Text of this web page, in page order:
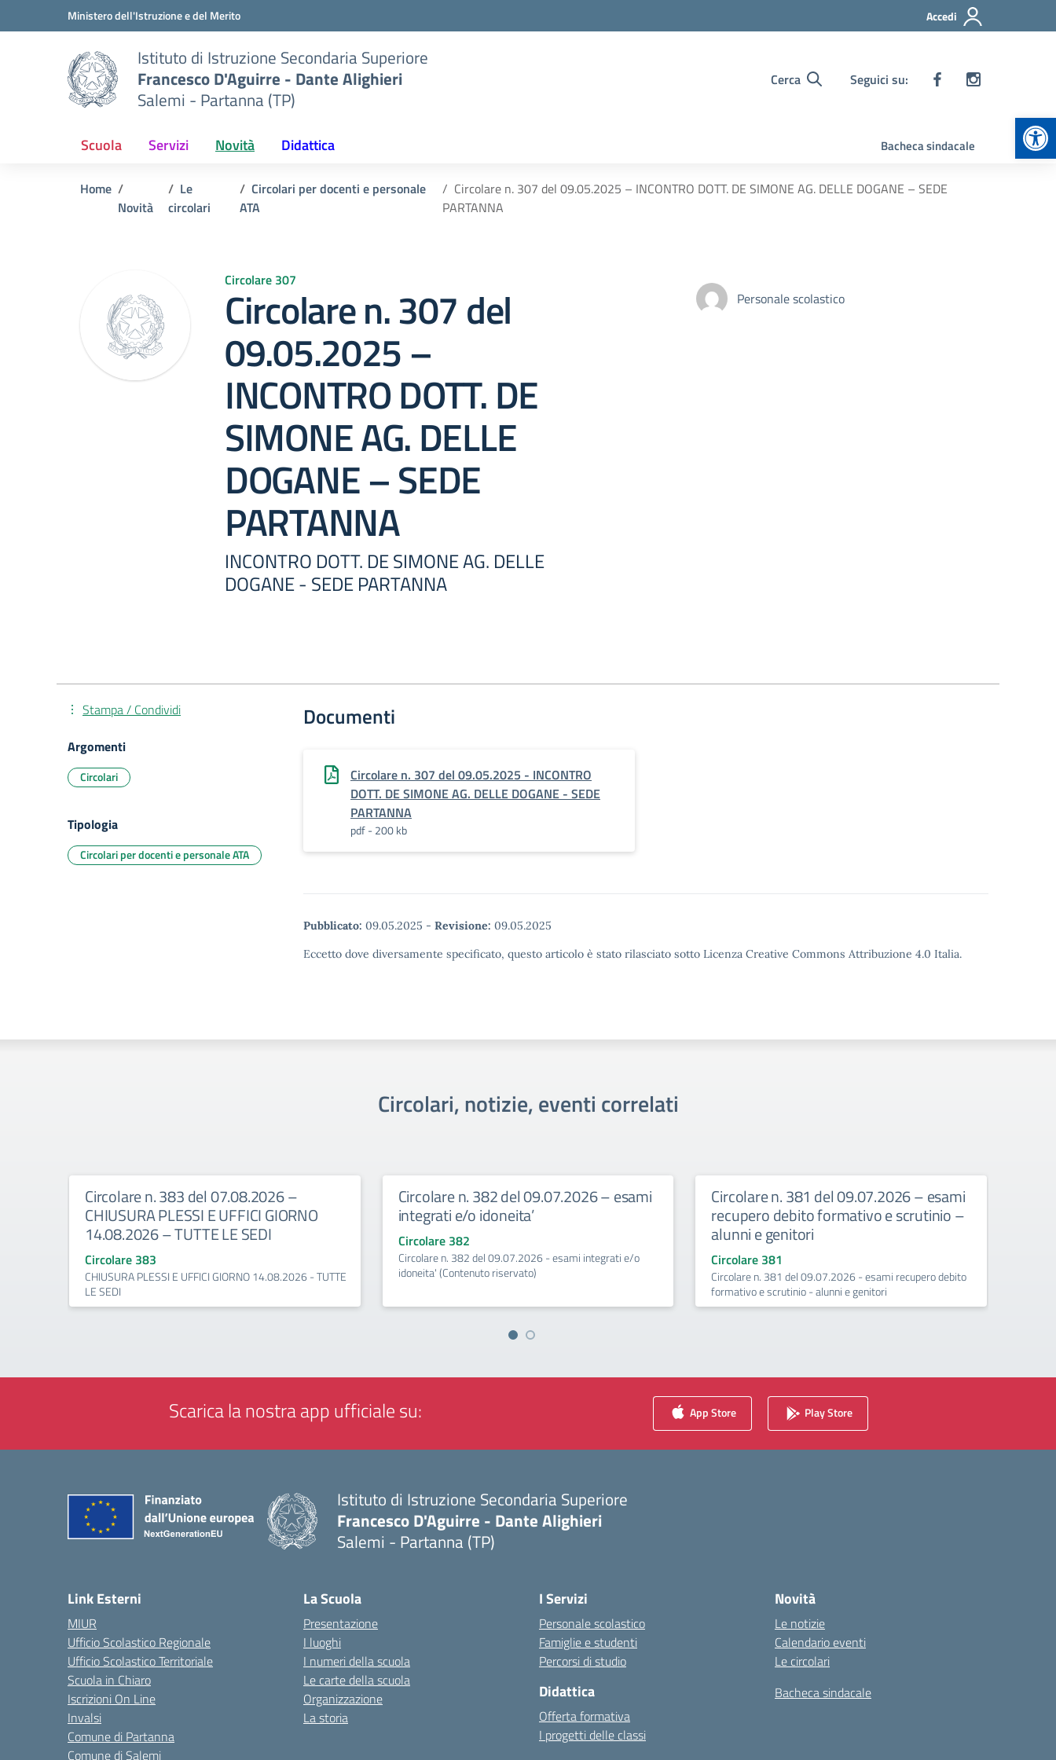
Vai ai contenuti
Vai al menu di navigazioneMinistero dell'Istruzione e del Merito Accedi
Istituto di Istruzione Secondaria Superiore
Francesco D'Aguirre - Dante Alighieri
Salemi - Partanna (TP)
Cerca Seguici su:
Scuola Servizi Novità Didattica Bacheca sindacale
Home
Novità
Le
circolari
Circolari per docenti e personale
ATA
Circolare n. 307 del 09.05.2025 – INCONTRO DOTT. DE SIMONE AG. DELLE DOGANE – SEDE
PARTANNA
Circolare 307
Circolare n. 307 del
09.05.2025 –
INCONTRO DOTT. DE
SIMONE AG. DELLE
DOGANE – SEDE
PARTANNA
INCONTRO DOTT. DE SIMONE AG. DELLE
DOGANE - SEDE PARTANNA
Personale scolastico
Documenti
Circolare n. 307 del 09.05.2025 - INCONTRO
DOTT. DE SIMONE AG. DELLE DOGANE - SEDE
PARTANNA
pdf - 200 kb
Pubblicato: 09.05.2025 - Revisione: 09.05.2025
Eccetto dove diversamente specificato, questo articolo è stato rilasciato sotto Licenza Creative Commons Attribuzione 4.0 Italia.
Stampa / Condividi
Argomenti
Circolari
Tipologia
Circolari per docenti e personale ATA
Circolari, notizie, eventi correlati
Circolare n. 383 del 07.08.2026 –
CHIUSURA PLESSI E UFFICI GIORNO
14.08.2026 – TUTTE LE SEDI
Circolare 383
CHIUSURA PLESSI E UFFICI GIORNO 14.08.2026 - TUTTE
LE SEDI
Circolare n. 382 del 09.07.2026 – esami
integrati e/o idoneita’
Circolare 382
Circolare n. 382 del 09.07.2026 - esami integrati e/o
idoneita' (Contenuto riservato)
Circolare n. 381 del 09.07.2026 – esami
recupero debito formativo e scrutinio –
alunni e genitori
Circolare 381
Circolare n. 381 del 09.07.2026 - esami recupero debito
formativo e scrutinio - alunni e genitori
Scarica la nostra app ufficiale su: App Store Play Store
Istituto di Istruzione Secondaria Superiore
Francesco D'Aguirre - Dante Alighieri
Salemi - Partanna (TP)
Link Esterni
MIUR
Ufficio Scolastico Regionale
Ufficio Scolastico Territoriale
Scuola in Chiaro
Iscrizioni On Line
Invalsi
Comune di Partanna
Comune di Salemi
La Scuola
Presentazione
I luoghi
I numeri della scuola
Le carte della scuola
Organizzazione
La storia
I Servizi
Personale scolastico
Famiglie e studenti
Percorsi di studio
Didattica
Offerta formativa
I progetti delle classi
Novità
Le notizie
Calendario eventi
Le circolari
Bacheca sindacale